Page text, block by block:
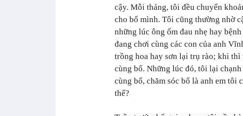
cậy. Mỗi tháng, tôi đều chuyển
cho bố mình. Tôi cũng thường nhờ
những lúc ông ốm đau nhẹ hay
đang chơi cùng các con của anh
trồng hoa hay sơn lại trụ rào; khi thì
cùng bố. Những lúc đó, tôi lại
cùng bố, chăm sóc bố là anh em
thế?